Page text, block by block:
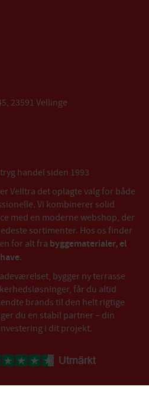
23591 Vellinge
handel siden 1993
Velltra det oplagte valg for både
Vi kombinerer solid
med en moderne webshop, der
sortimenter. Hos os finder
for alt fra byggematerialer, el
.
bygger ny terrasse
får du altid
brands til den helt rigtige
du en stabil partner – din
i dit projekt.